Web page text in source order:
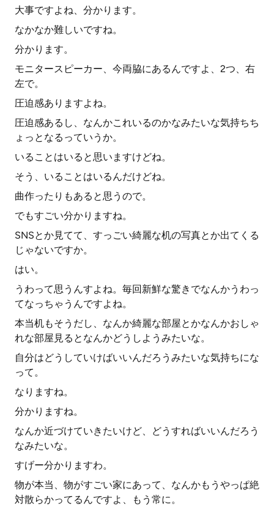
大事ですよね、分かります。
なかなか難しいですね。
分かります。
モニタースピーカー、今両脇にあるんですよ、2つ、右
左で。
圧迫感ありますよね。
圧迫感あるし、なんかこれいるのかなみたいな気持ちち
ょっとなるっていうか。
いることはいると思いますけどね。
そう、いることはいるんだけどね。
曲作ったりもあると思うので。
でもすごい分かりますね。
SNSとか見てて、すっごい綺麗な机の写真とか出てくる
じゃないですか。
はい。
うわって思うんすよね。毎回新鮮な驚きでなんかうわっ
てなっちゃうんですよね。
本当机もそうだし、なんか綺麗な部屋とかなんかおしゃ
れな部屋見るとなんかどうしようみたいな。
自分はどうしていけばいいんだろうみたいな気持ちにな
って。
なりますね。
分かりますね。
なんか近づけていきたいけど、どうすればいいんだろう
なみたいな。
すげー分かりますわ。
物が本当、物がすごい家にあって、なんかもうやっぱ絶
対散らかってるんですよ、もう常に。